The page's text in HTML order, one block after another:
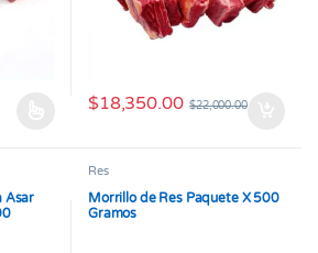
variantes. Las opciones se
$18,350.00 $22,000.00
Asar
Res
Morrillo de Res Paquete X 500
Gramos